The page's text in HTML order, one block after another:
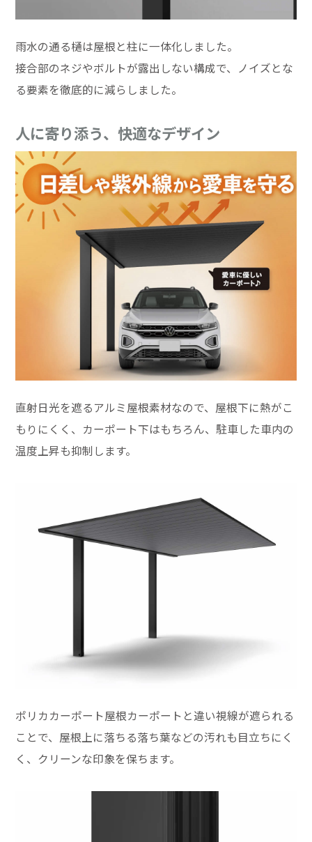
雨水の通る樋は屋根と柱に一体化しました。
接合部のネジやボルトが露出しない構成で、ノイズとな
る要素を徹底的に減らしました。
人に寄り添う、快適なデザイン
直射日光を遮るアルミ屋根素材なので、屋根下に熱がこ
もりにくく、カーポート下はもちろん、駐車した車内の
温度上昇も抑制します。
ポリカカーポート屋根カーポートと違い視線が遮られる
ことで、屋根上に落ちる落ち葉などの汚れも目立ちにく
く、クリーンな印象を保ちます。